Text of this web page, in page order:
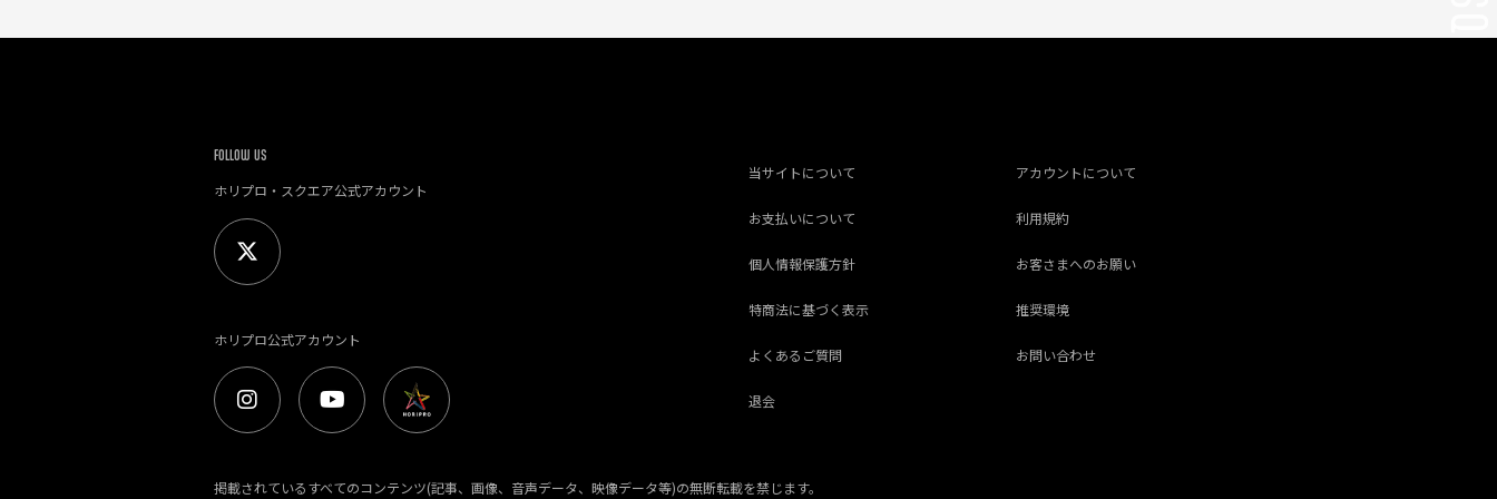
FOLLOW US
ホリプロ・スクエア公式アカウント
ホリプロ公式アカウント
当サイトについて アカウントについて
お支払いについて 利用規約
個人情報保護方針 お客さまへのお願い
特商法に基づく表示 推奨環境
よくあるご質問 お問い合わせ
退会
掲載されているすべてのコンテンツ(記事、画像、音声データ、映像データ等)の無断転載を禁じます。